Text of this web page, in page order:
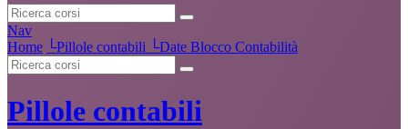
Nav
Home └Pillole contabili └Date Blocco Contabilità
Pillole contabili